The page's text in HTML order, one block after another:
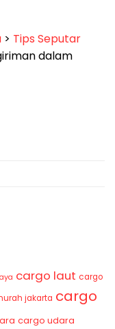
> Tips Seputar
dalam
cargo laut cargo
jakarta cargo
cargo udara